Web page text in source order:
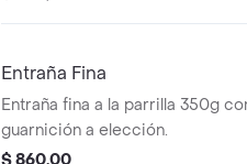
Entraña Fina
Entraña fina a la parrilla 350g
guarnición a elección.